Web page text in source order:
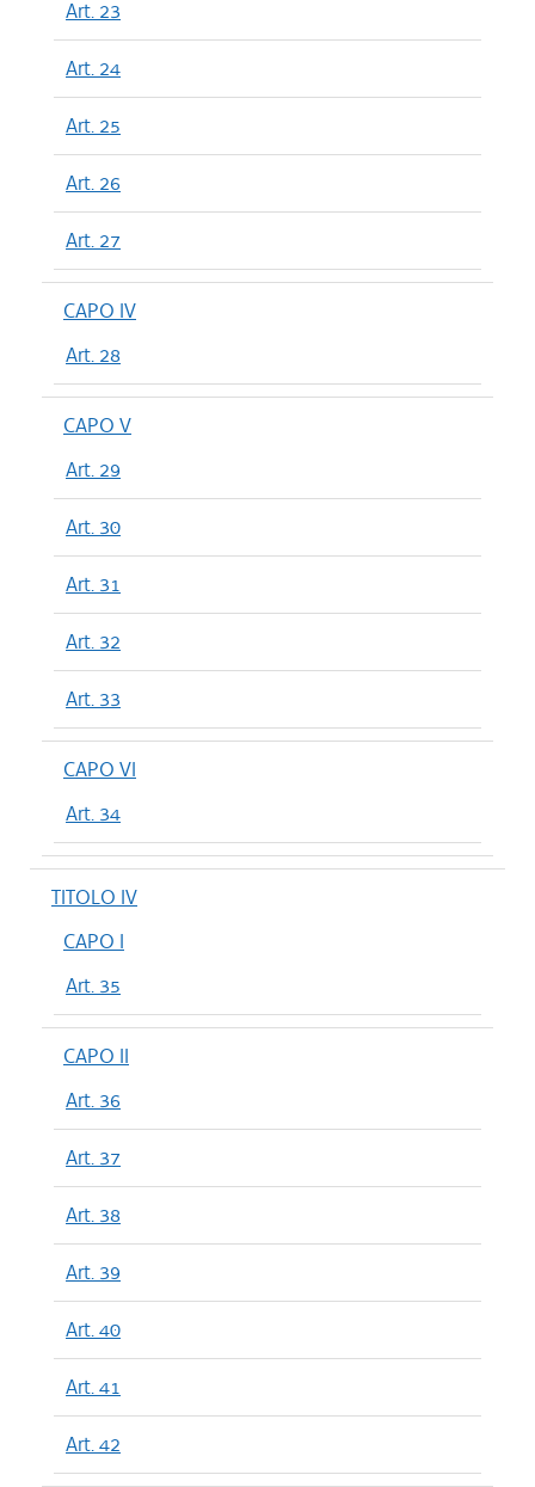
Art. 23
Art. 24
Art. 25
Art. 26
Art. 27
CAPO IV
Art. 28
CAPO V
Art. 29
Art. 30
Art. 31
Art. 32
Art. 33
CAPO VI
Art. 34
TITOLO IV
CAPO I
Art. 35
CAPO II
Art. 36
Art. 37
Art. 38
Art. 39
Art. 40
Art. 41
Art. 42